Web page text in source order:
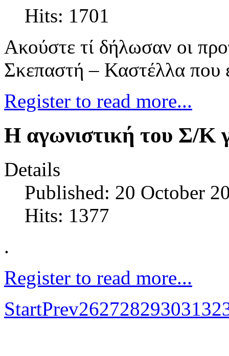
Hits: 1701
Ακούστε τί δήλωσαν οι
Σκεπαστή – Καστέλλα που
Register to read more...
Η αγωνιστική του Σ/Κ
Details
Published: 20 October
Hits: 1377
.
Register to read more...
StartPrev26272829303132